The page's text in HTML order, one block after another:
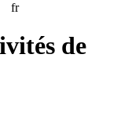
fr
de